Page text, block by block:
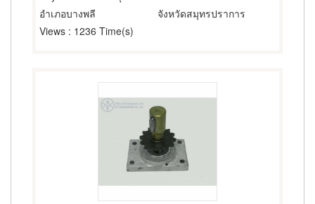
อำเภอบางพลี
จังหวัดสมุทรปราการ
Views : 1236 Time(s)